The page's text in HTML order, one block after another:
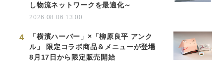
し物流ネットワークを最適化～
2026.08.06 13:00
4
「横濱ハーバー」×「柳原良平 アンク
ル」 限定コラボ商品＆メニューが登場
8月17日から限定販売開始